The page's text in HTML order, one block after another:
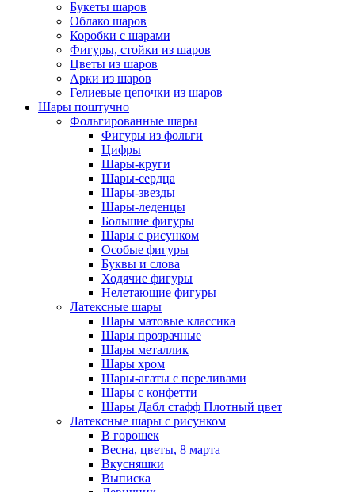
Букеты шаров
Облако шаров
Коробки с шарами
Фигуры, стойки из шаров
Цветы из шаров
Арки из шаров
Гелиевые цепочки из шаров
Шары поштучно
Фольгированные шары
Фигуры из фольги
Цифры
Шары-круги
Шары-сердца
Шары-звезды
Шары-леденцы
Большие фигуры
Шары с рисунком
Особые фигуры
Буквы и слова
Ходячие фигуры
Нелетающие фигуры
Латексные шары
Шары матовые классика
Шары прозрачные
Шары металлик
Шары хром
Шары-агаты с переливами
Шары с конфетти
Шары Дабл стафф Плотный цвет
Латексные шары с рисунком
В горошек
Весна, цветы, 8 марта
Вкусняшки
Выписка